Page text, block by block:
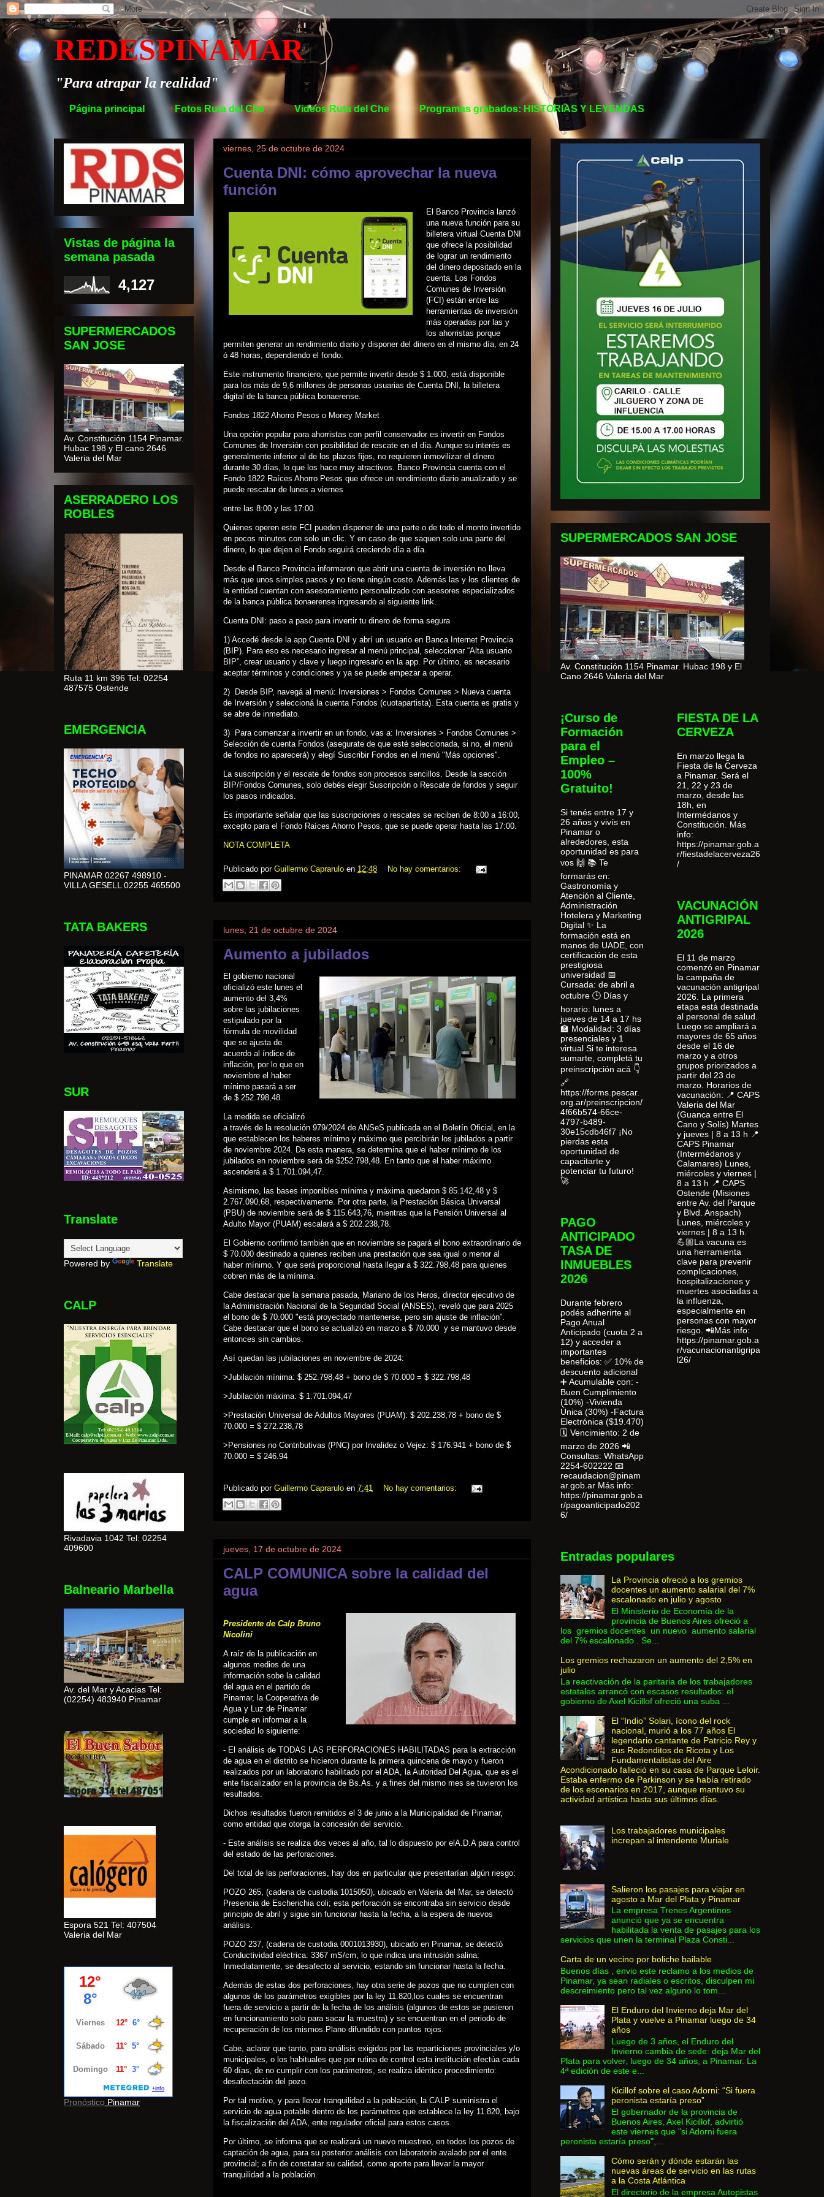
REDESPINAMAR
"Para atrapar la realidad"
Página principal Fotos Ruta del Che Videos Ruta del Che Programas grabados: HISTORIAS Y LEYENDAS
viernes, 25 de octubre de 2024
Cuenta DNI: cómo aprovechar la nueva
función
El Banco Provincia lanzó
una nueva función para su
billetera virtual Cuenta DNI
que ofrece la posibilidad
de lograr un rendimiento
del dinero depositado en la
cuenta. Los Fondos
Comunes de Inversión
(FCI) están entre las
herramientas de inversión
más operadas por las y
los ahorristas porque
permiten generar un rendimiento diario y disponer del dinero en el mismo día, en 24
ó 48 horas, dependiendo el fondo.
Este instrumento financiero, que permite invertir desde $ 1.000, está disponible
para los más de 9,6 millones de personas usuarias de Cuenta DNI, la billetera
digital de la banca pública bonaerense.
Fondos 1822 Ahorro Pesos o Money Market
Una opción popular para ahorristas con perfil conservador es invertir en Fondos
Comunes de Inversión con posibilidad de rescate en el día. Aunque su interés es
generalmente inferior al de los plazos fijos, no requieren inmovilizar el dinero
durante 30 días, lo que los hace muy atractivos. Banco Provincia cuenta con el
Fondo 1822 Raíces Ahorro Pesos que ofrece un rendimiento diario anualizado y se
puede rescatar de lunes a viernes
entre las 8:00 y las 17:00.
Quienes operen este FCI pueden disponer de una parte o de todo el monto invertido
en pocos minutos con solo un clic. Y en caso de que saquen solo una parte del
dinero, lo que dejen el Fondo seguirá creciendo día a día.
Desde el Banco Provincia informaron que abrir una cuenta de inversión no lleva
más que unos simples pasos y no tiene ningún costo. Además las y los clientes de
la entidad cuentan con asesoramiento personalizado con asesores especializados
de la banca pública bonaerense ingresando al siguiente link.
Cuenta DNI: paso a paso para invertir tu dinero de forma segura
1) Accedé desde la app Cuenta DNI y abrí un usuario en Banca Internet Provincia
(BIP). Para eso es necesario ingresar al menú principal, seleccionar “Alta usuario
BIP”, crear usuario y clave y luego ingresarlo en la app. Por último, es necesario
aceptar términos y condiciones y ya se puede empezar a operar.
2) Desde BIP, navegá al menú: Inversiones > Fondos Comunes > Nueva cuenta
de Inversión y seleccioná la cuenta Fondos (cuotapartista). Esta cuenta es gratis y
se abre de inmediato.
3) Para comenzar a invertir en un fondo, vas a: Inversiones > Fondos Comunes >
Selección de cuenta Fondos (asegurate de que esté seleccionada, si no, el menú
de fondos no aparecerá) y elegí Suscribir Fondos en el menú "Más opciones".
La suscripción y el rescate de fondos son procesos sencillos. Desde la sección
BIP/Fondos Comunes, solo debés elegir Suscripción o Rescate de fondos y seguir
los pasos indicados.
Es importante señalar que las suscripciones o rescates se reciben de 8:00 a 16:00,
excepto para el Fondo Raíces Ahorro Pesos, que se puede operar hasta las 17:00.
NOTA COMPLETA
Publicado por Guillermo Caprarulo en 12:48 No hay comentarios:
lunes, 21 de octubre de 2024
Aumento a jubilados
El gobierno nacional
oficializó este lunes el
aumento del 3,4%
sobre las jubilaciones
estipulado por la
fórmula de movilidad
que se ajusta de
acuerdo al índice de
inflación, por lo que en
noviembre el haber
mínimo pasará a ser
de $ 252.798,48.
La medida se oficializó
a través de la resolución 979/2024 de ANSeS publicada en el Boletín Oficial, en la
que establecen los haberes mínimo y máximo que percibirán los jubilados a partir
de noviembre 2024. De esta manera, se determina que el haber mínimo de los
jubilados en noviembre será de $252.798,48. En tanto que el haber máximo
ascenderá a $ 1.701.094,47.
Asimismo, las bases imponibles mínima y máxima quedaron $ 85.142,48 y $
2.767.090,68, respectivamente. Por otra parte, la Prestación Básica Universal
(PBU) de noviembre será de $ 115.643,76, mientras que la Pensión Universal al
Adulto Mayor (PUAM) escalará a $ 202.238,78.
El Gobierno confirmó también que en noviembre se pagará el bono extraordinario de
$ 70.000 destinado a quienes reciben una prestación que sea igual o menor al
haber mínimo. Y que será proporcional hasta llegar a $ 322.798,48 para quienes
cobren más de la mínima.
Cabe destacar que la semana pasada, Mariano de los Heros, director ejecutivo de
la Administración Nacional de la Seguridad Social (ANSES), reveló que para 2025
el bono de $ 70.000 "está proyectado mantenerse, pero sin ajuste de inflación”.
Cabe destacar que el bono se actualizó en marzo a $ 70.000 y se mantuvo desde
entonces sin cambios.
Así quedan las jubilaciones en noviembre de 2024:
>Jubilación mínima: $ 252.798,48 + bono de $ 70.000 = $ 322.798,48
>Jubilación máxima: $ 1.701.094,47
>Prestación Universal de Adultos Mayores (PUAM): $ 202.238,78 + bono de $
70.000 = $ 272.238,78
>Pensiones no Contributivas (PNC) por Invalidez o Vejez: $ 176.941 + bono de $
70.000 = $ 246.94
Publicado por Guillermo Caprarulo en 7:41 No hay comentarios:
jueves, 17 de octubre de 2024
CALP COMUNICA sobre la calidad del
agua
Presidente de Calp Bruno
Nicolini
A raíz de la publicación en
algunos medios de una
información sobe la calidad
del agua en el partido de
Pinamar, la Cooperativa de
Agua y Luz de Pinamar
cumple en informar a la
sociedad lo siguiente:
- El análisis de TODAS LAS PERFORACIONES HABILITADAS para la extracción
de agua en el distrito se hicieron durante la primera quincena de mayo y fueron
realizados por un laboratorio habilitado por el ADA, la Autoridad Del Agua, que es el
ente fiscalizador en la provincia de Bs.As. y a fines del mismo mes se tuvieron los
resultados.
Dichos resultados fueron remitidos el 3 de junio a la Municipalidad de Pinamar,
como entidad que otorga la concesión del servicio.
- Este análisis se realiza dos veces al año, tal lo dispuesto por elA.D.A para control
del estado de las perforaciones.
Del total de las perforaciones, hay dos en particular que presentarían algún riesgo:
POZO 265, (cadena de custodia 1015050), ubicado en Valeria del Mar, se detectó
Presencia de Escherichia coli; esta perforación se encontraba sin servicio desde
principio de abril y sigue sin funcionar hasta la fecha, a la espera de nuevos
análisis.
POZO 237, (cadena de custodia 0001013930), ubicado en Pinamar, se detectó
Conductividad eléctrica: 3367 mS/cm, lo que indica una intrusión salina:
Inmediatamente, se desafecto al servicio, estando sin funcionar hasta la fecha.
Además de estas dos perforaciones, hay otra serie de pozos que no cumplen con
algunos de los parámetros exigibles por la ley 11.820,los cuales se encuentran
fuera de servicio a partir de la fecha de los análisis (algunos de estos se pusieron
en funcionamiento solo para sacar la muestra) y se encuentran en el periodo de
recuperación de los mismos.Plano difundido con puntos rojos.
Cabe, aclarar que tanto, para análisis exigidos por las reparticiones provinciales y/o
municipales, o los habituales que por rutina de control esta institución efectúa cada
60 días, de no cumplir con los parámetros, se realiza idéntico procedimiento:
desafectación del pozo.
Por tal motivo, y para llevar tranquilidad a la población, la CALP suministra el
servicio de agua potable dentro de los parámetros que establece la ley 11.820, bajo
la fiscalización del ADA, ente regulador oficial para estos casos.
Por último, se informa que se realizará un nuevo muestreo, en todos los pozos de
captación de agua, para su posterior análisis con laboratorio avalado por el ente
provincial; a fin de constatar su calidad, como aporte para llevar la mayor
tranquilidad a la población.
Vistas de página la
semana pasada
4,127
SUPERMERCADOS
SAN JOSE
Av. Constitución 1154 Pinamar.
Hubac 198 y El cano 2646
Valeria del Mar
ASERRADERO LOS
ROBLES
Ruta 11 km 396 Tel: 02254
487575 Ostende
EMERGENCIA
PINAMAR 02267 498910 -
VILLA GESELL 02255 465500
TATA BAKERS
SUR
Translate
Powered by Translate
CALP
Rivadavia 1042 Tel: 02254
409600
Balneario Marbella
Av. del Mar y Acacias Tel:
(02254) 483940 Pinamar
Espora 521 Tel: 407504
Valeria del Mar
Pronóstico Pinamar
SUPERMERCADOS SAN JOSE
Av. Constitución 1154 Pinamar. Hubac 198 y El
Cano 2646 Valeria del Mar
¡Curso de
Formación
para el
Empleo –
100%
Gratuito!
Si tenés entre 17 y
26 años y vivís en
Pinamar o
alrededores, esta
oportunidad es para
vos 🙌 📚 Te
formarás en:
Gastronomía y
Atención al Cliente,
Administración
Hotelera y Marketing
Digital ✨ La
formación está en
manos de UADE, con
certificación de esta
prestigiosa
universidad 📅
Cursada: de abril a
octubre 🕒 Días y
horario: lunes a
jueves de 14 a 17 hs
🏫 Modalidad: 3 días
presenciales y 1
virtual Si te interesa
sumarte, completá tu
preinscripción acá 👇
🔗
https://forms.pescar.
org.ar/preinscripcion/
4f66b574-66ce-
4797-b489-
30e15cdb46f7 ¡No
pierdas esta
oportunidad de
capacitarte y
potenciar tu futuro!
🚀
PAGO
ANTICIPADO
TASA DE
INMUEBLES
2026
Durante febrero
podés adherirte al
Pago Anual
Anticipado (cuota 2 a
12) y acceder a
importantes
beneficios: ✅ 10% de
descuento adicional
➕ Acumulable con: -
Buen Cumplimiento
(10%) -Vivienda
Única (30%) -Factura
Electrónica ($19.470)
🗓 Vencimiento: 2 de
marzo de 2026 📲
Consultas: WhatsApp
2254-602222 📧
recaudacion@pinam
ar.gob.ar Más info:
https://pinamar.gob.a
r/pagoanticipado202
6/
FIESTA DE LA
CERVEZA
En marzo llega la
Fiesta de la Cerveza
a Pinamar. Será el
21, 22 y 23 de
marzo, desde las
18h, en
Intermédanos y
Constitución. Más
info:
https://pinamar.gob.a
r/fiestadelacerveza26
/
VACUNACIÓN
ANTIGRIPAL
2026
El 11 de marzo
comenzó en Pinamar
la campaña de
vacunación antigripal
2026. La primera
etapa está destinada
al personal de salud.
Luego se ampliará a
mayores de 65 años
desde el 16 de
marzo y a otros
grupos priorizados a
partir del 23 de
marzo. Horarios de
vacunación: 📍 CAPS
Valeria del Mar
(Guanca entre El
Cano y Solís) Martes
y jueves | 8 a 13 h 📍
CAPS Pinamar
(Intermédanos y
Calamares) Lunes,
miércoles y viernes |
8 a 13 h 📍 CAPS
Ostende (Misiones
entre Av. del Parque
y Blvd. Anspach)
Lunes, miércoles y
viernes | 8 a 13 h.
💪🏼La vacuna es
una herramienta
clave para prevenir
complicaciones,
hospitalizaciones y
muertes asociadas a
la influenza,
especialmente en
personas con mayor
riesgo. 📲Más info:
https://pinamar.gob.a
r/vacunacionantigripa
l26/
Entradas populares
La Provincia ofreció a los gremios
docentes un aumento salarial del 7%
escalonado en julio y agosto
El Ministerio de Economía de la
provincia de Buenos Aires ofreció a
los gremios docentes un nuevo aumento salarial
del 7% escalonado . Se...
Los gremios rechazaron un aumento del 2,5% en
julio
La reactivación de la paritaria de los trabajadores
estatales arrancó con escasos resultados: el
gobierno de Axel Kicillof ofreció una suba ...
El “Indio” Solari, ícono del rock
nacional, murió a los 77 años El
legendario cantante de Patricio Rey y
sus Redonditos de Ricota y Los
Fundamentalistas del Aire
Acondicionado falleció en su casa de Parque Leloir.
Estaba enfermo de Parkinson y se había retirado
de los escenarios en 2017, aunque mantuvo su
actividad artística hasta sus últimos días.
Los trabajadores municipales
increpan al intendente Muriale
Salieron los pasajes para viajar en
agosto a Mar del Plata y Pinamar
La empresa Trenes Argentinos
anunció que ya se encuentra
habilitada la venta de pasajes para los
servicios que unen la terminal Plaza Consti...
Carta de un vecino por boliche bailable
Buenos días , envio este reclamo a los medios de
Pinamar, ya sean radiales o escritos, disculpen mi
descreimiento pero tal vez alguno lo tom...
El Enduro del Invierno deja Mar del
Plata y vuelve a Pinamar luego de 34
años
Luego de 3 años, el Enduro del
Invierno cambia de sede: deja Mar del
Plata para volver, luego de 34 años, a Pinamar. La
4ª edición de este e...
Kicillof sobre el caso Adorni: “Si fuera
peronista estaría preso”
El gobernador de la provincia de
Buenos Aires, Axel Kicillof, advirtió
este viernes que "si Adorni fuera
peronista estaría preso",...
Cómo serán y dónde estarán las
nuevas áreas de servicio en las rutas
a la Costa Atlántica
El directorio de la empresa Autopistas